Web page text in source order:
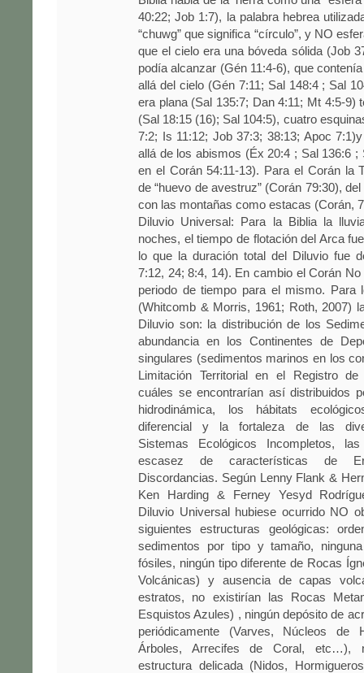
40:22; Job 1:7), la palabra hebrea
“chuwg” que significa “círculo”, y NO
que el cielo era una bóveda sólida (Job
podía alcanzar (Gén 11:4-6), que
allá del cielo (Gén 7:11; Sal 148:4 ; Sal
era plana (Sal 135:7; Dan 4:11; Mt 4:5-9)
(Sal 18:15 (16); Sal 104:5), cuatro
7:2; Is 11:12; Job 37:3; 38:13; Apoc
allá de los abismos (Éx 20:4 ; Sal 136:6 ;
en el Corán 54:11-13). Para el Corán la
de “huevo de avestruz” (Corán 79:30), del
con las montañas como estacas (Corán,
Diluvio Universal: Para la Biblia la
noches, el tiempo de flotación del Arca
lo que la duración total del Diluvio fue
7:12, 24; 8:4, 14). En cambio el Corán
periodo de tiempo para el mismo. Para
(Whitcomb & Morris, 1961; Roth, 2007)
Diluvio son: la distribución de los
abundancia en los Continentes de
singulares (sedimentos marinos en los
Limitación Territorial en el Registro
cuáles se encontrarían así distribuidos
hidrodinámica, los hábitats
diferencial y la fortaleza de las
Sistemas Ecológicos Incompletos,
escasez de características de
Discordancias. Según Lenny Flank &
Ken Harding & Ferney Yesyd
Diluvio Universal hubiese ocurrido NO
siguientes estructuras geológicas:
sedimentos por tipo y tamaño,
fósiles, ningún tipo diferente de Rocas
Volcánicas) y ausencia de capas
estratos, no existirían las Rocas
Esquistos Azules) , ningún depósito de
periódicamente (Varves, Núcleos de
Árboles, Arrecifes de Coral, etc…),
estructura delicada (Nidos,